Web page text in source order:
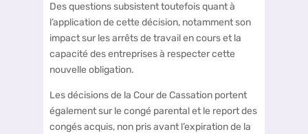
Des questions subsistent toutefois quant à
l’application de cette décision, notamment son
impact sur les arrêts de travail en cours et la
capacité des entreprises à respecter cette
nouvelle obligation.
Les décisions de la Cour de Cassation portent
également sur le congé parental et le report des
congés acquis, non pris avant l’expiration de la